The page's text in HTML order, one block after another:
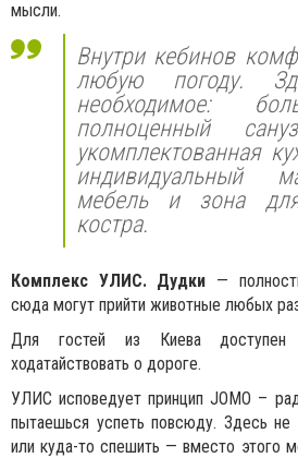
мысли.
Внутри кебинов
любую погоду.
необходимое:
полноценный
укомплектованная
индивидуальный
мебель и зона
костра.
Комплекс УЛИС. Дудки —
сюда могут прийти животные любых
Для гостей из Киева
ходатайствовать о дороге.
УЛИС исповедует принцип JOMO –
пытаешься успеть повсюду. Здесь не
или куда-то спешить — вместо этого